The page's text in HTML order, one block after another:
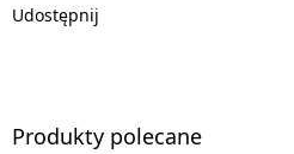
Udostępnij
Produkty polecane